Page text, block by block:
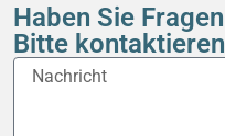
Haben Sie
Bitte